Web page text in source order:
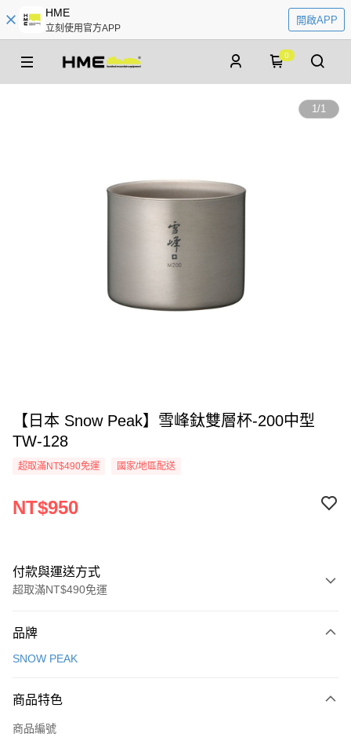
HME
立刻使用官方APP
開啟APP
0
1/1
【日本 Snow Peak】雪峰鈦雙層杯-200中型
TW-128
超取滿NT$490免運 國家/地區配送
NT$950
付款與運送方式
超取滿NT$490免運
信用卡一次付款
3 期 0 利率 每期
合作金庫商業銀行
超商取貨付款
品牌
SNOW PEAK
商品特色
商品編號